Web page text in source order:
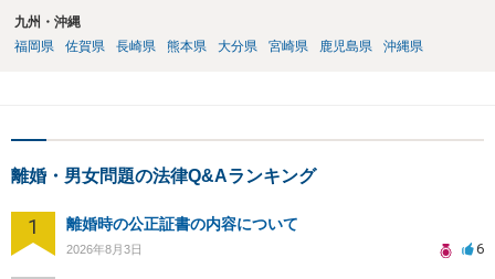
九州・沖縄
福岡県
佐賀県 長崎県 熊本県 大分県 宮崎県 鹿児島県 沖縄県
離婚・男女問題の法律Q&Aランキング
1 離婚時の公正証書の内容について
2026年8月3日 6